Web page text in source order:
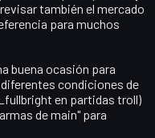
también el mercado
para muchos
buena ocasión para
condiciones de
en partidas troll)
de main" para